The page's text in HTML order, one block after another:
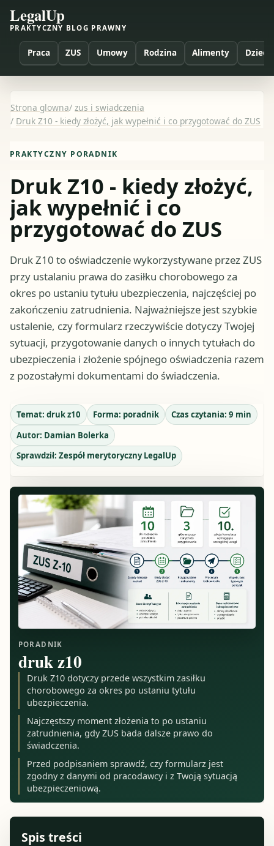
LegalUp
PRAKTYCZNY BLOG PRAWNY
Praca ZUS Umowy Rodzina Alimenty Dzieci
Strona glowna/ zus i swiadczenia
/ Druk Z10 - kiedy złożyć, jak wypełnić i co przygotować do ZUS
PRAKTYCZNY PORADNIK
Druk Z10 - kiedy złożyć,
jak wypełnić i co
przygotować do ZUS
Druk Z10 to oświadczenie wykorzystywane przez ZUS
przy ustalaniu prawa do zasiłku chorobowego za
okres po ustaniu tytułu ubezpieczenia, najczęściej po
zakończeniu zatrudnienia. Najważniejsze jest szybkie
ustalenie, czy formularz rzeczywiście dotyczy Twojej
sytuacji, przygotowanie danych o innych tytułach do
ubezpieczenia i złożenie spójnego oświadczenia razem
z pozostałymi dokumentami do świadczenia.
Temat: druk z10 Forma: poradnik Czas czytania: 9 min
Autor: Damian Bolerka
Sprawdził: Zespół merytoryczny LegalUp
PORADNIK
druk z10
Druk Z10 dotyczy przede wszystkim zasiłku
chorobowego za okres po ustaniu tytułu
ubezpieczenia.
Najczęstszy moment złożenia to po ustaniu
zatrudnienia, gdy ZUS bada dalsze prawo do
świadczenia.
Przed podpisaniem sprawdź, czy formularz jest
zgodny z danymi od pracodawcy i z Twoją sytuacją
ubezpieczeniową.
Spis treści